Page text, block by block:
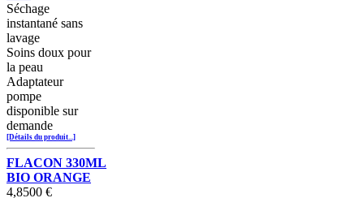
Séchage
instantané sans
lavage
Soins doux pour
la peau
Adaptateur
pompe
disponible sur
demande
[Détails du produit...]
FLACON 330ML
BIO ORANGE
4,8500 €